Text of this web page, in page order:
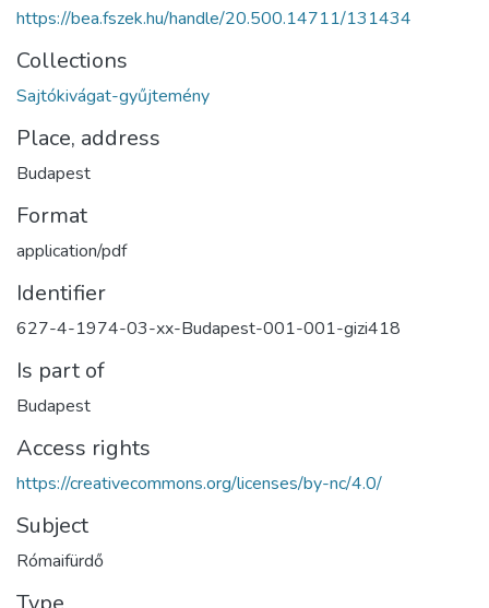
https://bea.fszek.hu/handle/20.500.14711/131434
Collections
Sajtókivágat-gyűjtemény
Place, address
Budapest
Format
application/pdf
Identifier
627-4-1974-03-xx-Budapest-001-001-gizi418
Is part of
Budapest
Access rights
https://creativecommons.org/licenses/by-nc/4.0/
Subject
Rómaifürdő